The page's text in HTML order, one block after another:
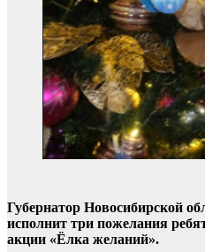
Губернатор Новосибирской
исполнит три пожелания
акции «Ёлка желаний».